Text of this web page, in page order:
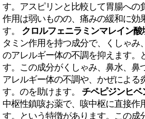
す。アスピリンと比較して胃腸への
作用は弱いものの、痛みの緩和に効
す。 クロルフェニラミンマレイン酸
タミン作用を持つ成分で、くしゃみ
のアレルギー体の不調を抑えます。
す。この成分がくしゃみ、鼻水、鼻
アレルギー体の不調や、かぜによる
す。のを助けます。 チペピジンヒベ
中枢性鎮咳お薬で、咳中枢に直接作
す。という特徴があります。この成